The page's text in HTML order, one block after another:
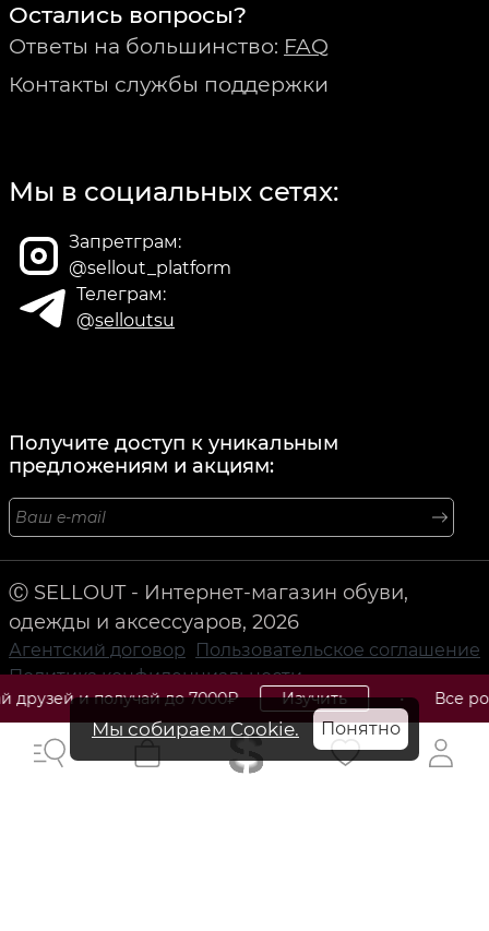
до 7000₽ Изучить • Все розыгрыши,
Остались вопросы?
Ответы на большинство: FAQ
Контакты службы поддержки
Мы в социальных сетях:
Запретграм:
@sellout_platform
Телеграм:
@selloutsu
Получите доступ к уникальным
предложениям и акциям:
Ⓒ SELLOUT - Интернет-магазин обуви,
одежды и аксессуаров, 2026
Агентский договор
Пользовательское соглашение
Политика конфиденциальности
HERMES: Изысканные товары роскоши и стиля от
французского дома моды.
HERMES (Эрмес) - это французский дом моды, известный
Мы собираем Cookie. Понятно